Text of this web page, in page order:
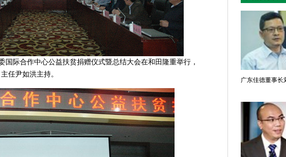
国际合作中心公益扶贫捐赠仪式暨总结大会在和田隆重举行，
任尹如洪主持。